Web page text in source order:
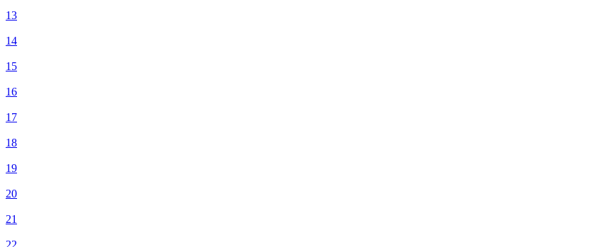
13
14
15
16
17
18
19
20
21
22